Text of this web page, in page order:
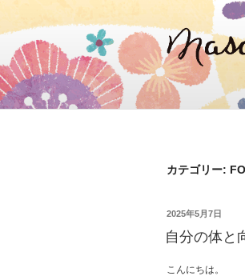
ン
ツ
へ
カテゴリー:
投
稿
2025年5月7日
自分の体と
こんにちは。